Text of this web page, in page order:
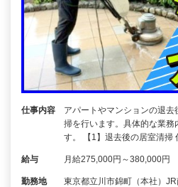
仕事内容
アパートやマンションの退
掃を行います。具体的な業務
す。 【1】退去後の居室清掃
給与 月給275,000円～380,000
勤務地
東京都立川市錦町（本社）